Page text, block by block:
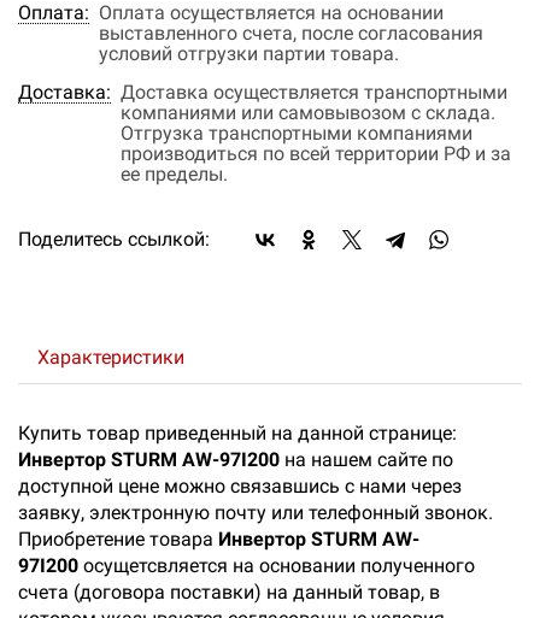
Оплата: Оплата осуществляется на основании
выставленного счета, после согласования
условий отгрузки партии товара.
Доставка: Доставка осуществляется транспортными
компаниями или самовывозом с склада.
Отгрузка транспортными компаниями
производиться по всей территории РФ и за
ее пределы.
Поделитесь ссылкой:
Характеристики
Купить товар приведенный на данной странице:
Инвертор STURM AW-97I200 на нашем сайте по
доступной цене можно связавшись с нами через
заявку, электронную почту или телефонный звонок.
Приобретение товара Инвертор STURM AW-
97I200 осущетсвляется на основании полученного
счета (договора поставки) на данный товар, в